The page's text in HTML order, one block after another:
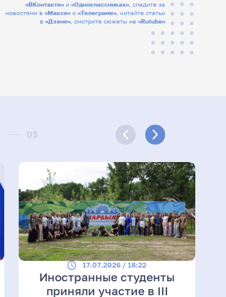
«ВКонтакте» и«Одноклассниках» , следите за
новостями в«Максе» и«Телеграме» , читайте статьи
в«Дзене» , смотрите сюжеты на«Rutube»
05
17.07.2026 / 18:22
Иностранные студенты
приняли участие в III